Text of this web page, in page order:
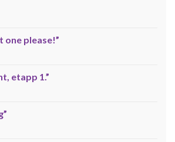
one please!”
etapp 1.”